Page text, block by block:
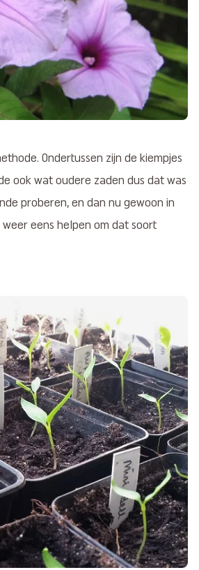
Ondertussen zijn de kiempjes
ook wat oudere zaden dus dat was
proberen, en dan nu gewoon in
eens helpen om dat soort